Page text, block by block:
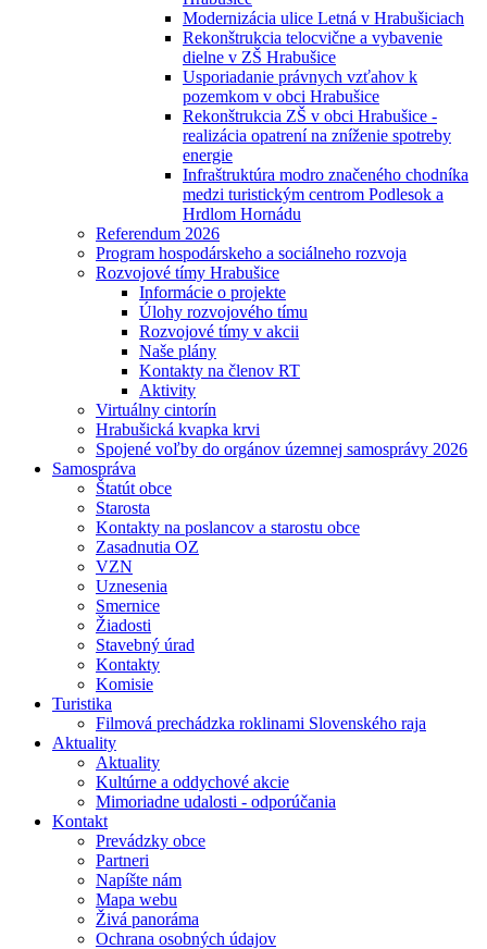
Modernizácia ulice Letná v Hrabušiciach
Rekonštrukcia telocvične a vybavenie
dielne v ZŠ Hrabušice
Usporiadanie právnych vzťahov k
pozemkom v obci Hrabušice
Rekonštrukcia ZŠ v obci Hrabušice -
realizácia opatrení na zníženie spotreby
energie
Infraštruktúra modro značeného chodníka
medzi turistickým centrom Podlesok a
Hrdlom Hornádu
Referendum 2026
Program hospodárskeho a sociálneho rozvoja
Rozvojové tímy Hrabušice
Informácie o projekte
Úlohy rozvojového tímu
Rozvojové tímy v akcii
Naše plány
Kontakty na členov RT
Aktivity
Virtuálny cintorín
Hrabušická kvapka krvi
Spojené voľby do orgánov územnej samosprávy 2026
Samospráva
Štatút obce
Starosta
Kontakty na poslancov a starostu obce
Zasadnutia OZ
VZN
Uznesenia
Smernice
Žiadosti
Stavebný úrad
Kontakty
Komisie
Turistika
Filmová prechádzka roklinami Slovenského raja
Aktuality
Aktuality
Kultúrne a oddychové akcie
Mimoriadne udalosti - odporúčania
Kontakt
Prevádzky obce
Partneri
Napíšte nám
Mapa webu
Živá panoráma
Ochrana osobných údajov